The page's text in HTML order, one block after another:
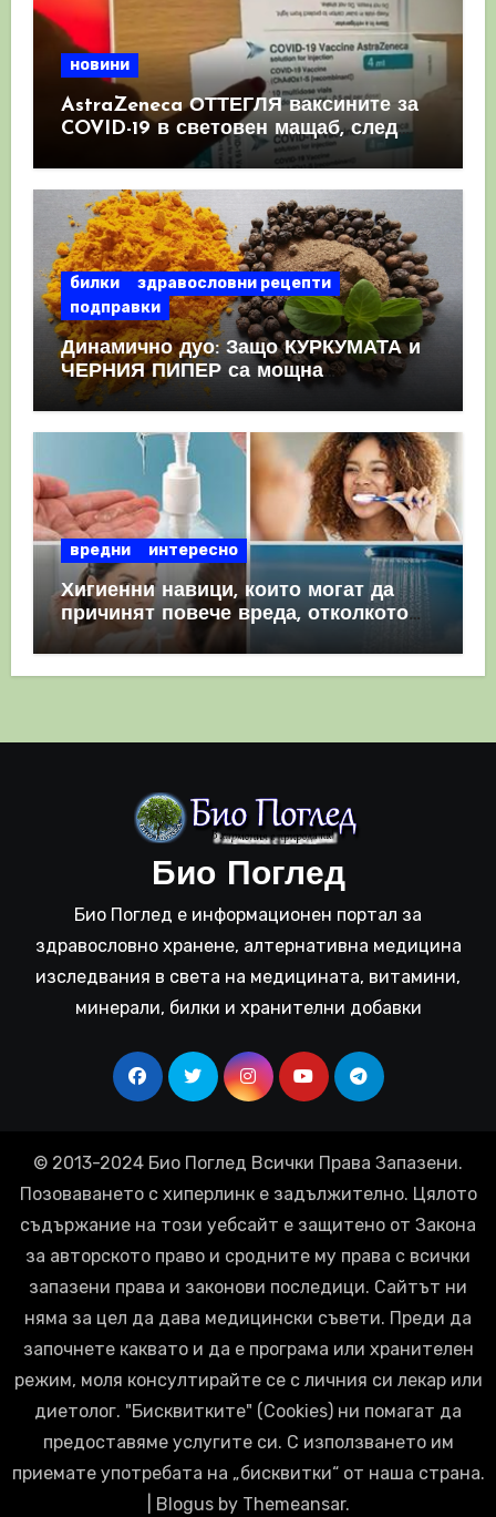
новини
AstraZeneca ОТТЕГЛЯ ваксините за
COVID-19 в световен мащаб, след
като призна, че те причиняват
КРЪВНИ съсиреци
билки
здравословни рецепти
подправки
Динамично дуо: Защо КУРКУМАТА и
ЧЕРНИЯ ПИПЕР са мощна
комбинация
вредни интересно
Хигиенни навици, които могат да
причинят повече вреда, отколкото
полза
Био Поглед
Био Поглед е информационен портал за
здравословно хранене, алтернативна медицина
изследвания в света на медицината, витамини,
минерали, билки и хранителни добавки
© 2013-2024 Био Поглед Всички Права Запазени.
Позоваването с хиперлинк е задължително. Цялото
съдържание на този уебсайт е защитено от Закона
за авторското право и сродните му права с всички
запазени права и законови последици. Сайтът ни
няма за цел да дава медицински съвети. Преди да
започнете каквато и да е програма или хранителен
режим, моля консултирайте се с личния си лекар или
диетолог. "Бисквитките" (Cookies) ни помагат да
предоставяме услугите си. С използването им
приемате употребата на „бисквитки“ от наша страна.
Blogusby Themeansar.